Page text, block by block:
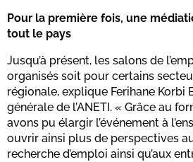
Pour la première fois, une
tout le pays
Jusqu’à présent, les salons de
organisés soit pour certains
régionale, explique Ferihane Korbi
générale de l’ANETI. « Grâce au
avons pu élargir l’événement à
ouvrir ainsi plus de perspectives
recherche d’emploi ainsi qu’aux